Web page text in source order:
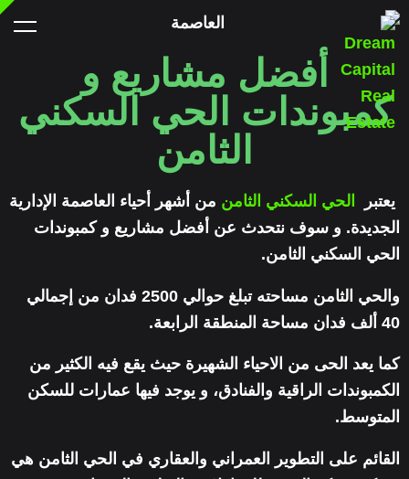
أفضل مشاريع و
كمبوندات الحي السكني
الثامن
يعتبر الحي السكني الثامن من أشهر أحياء العاصمة الإدارية
الجديدة. و سوف نتحدث عن أفضل مشاريع و كمبوندات
الحي السكني الثامن.
والحي الثامن مساحته تبلغ حوالي 2500 فدان من إجمالي
40 ألف فدان مساحة المنطقة الرابعة.
كما يعد الحى من الاحياء الشهيرة حيث يقع فيه الكثير من
الكمبوندات الراقية والفنادق، و يوجد فيها عمارات للسكن
المتوسط.
القائم على التطوير العمراني والعقاري في الحي الثامن هي